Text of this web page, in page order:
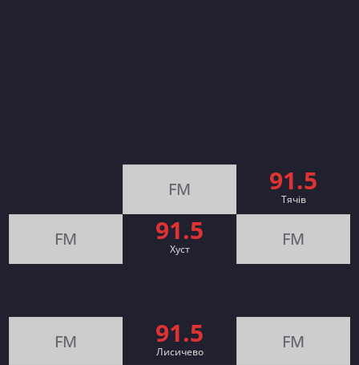
FM 91.5
Тячів
FM 91.5
Хуст FM
FM 91.5
Лисичево FM